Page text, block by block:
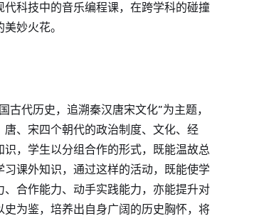
代科技中的音乐编程课，在跨学科的碰撞
妙火花。
古代历史，追溯秦汉唐宋文化”为主题，
唐、宋四个朝代的政治制度、文化、经
，学生以分组合作的形式，既能温故总
课外知识，通过这样的活动，既能使学
、合作能力、动手实践能力，亦能提升对
史为鉴，培养出自身广阔的历史胸怀，将